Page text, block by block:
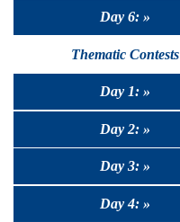
Day 6: »
Thematic Contests
Day 1: »
Day 2: »
Day 3: »
Day 4: »